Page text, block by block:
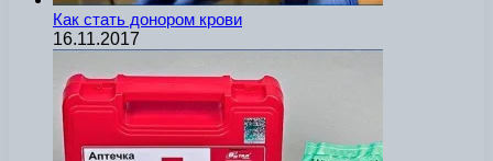
Как стать донором крови
16.11.2017